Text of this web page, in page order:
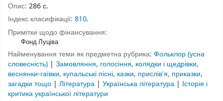
Опис: 286 с.
Індекс класифікації: 810.
Примітки щодо фінансування:
Фонд Луціва
Найменування теми як предметна рубрика: Фольклор (усна
словесність) | Замовляння, голосіння, колядки і щедрівки,
веснянки-гаївки, купальські пісні, казки, прислівʼя, приказки,
загадки тощо | Література | Українська література | Історія і
критика української літератури